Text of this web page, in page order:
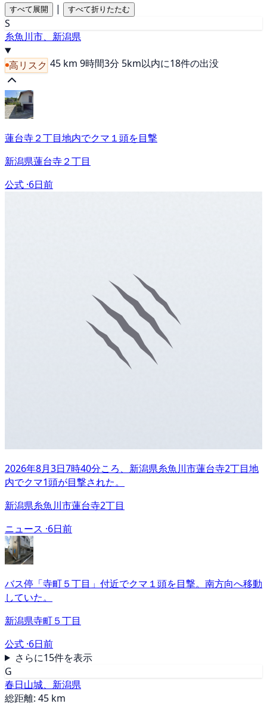
すべて展開 | すべて折りたたむ
S
糸魚川市、新潟県
高リスク 45 km 9時間3分 5km以内に18件の出没
蓮台寺２丁目地内でクマ１頭を目撃
新潟県蓮台寺２丁目
公式 ·6日前
2026年8月3日7時40分ころ、新潟県糸魚川市蓮台寺2丁目地
内でクマ1頭が目撃された。
新潟県糸魚川市蓮台寺2丁目
ニュース ·6日前
バス停「寺町５丁目」付近でクマ１頭を目撃。南方向へ移動
していた。
新潟県寺町５丁目
公式 ·6日前
さらに15件を表示
G
春日山城、新潟県
総距離: 45 km